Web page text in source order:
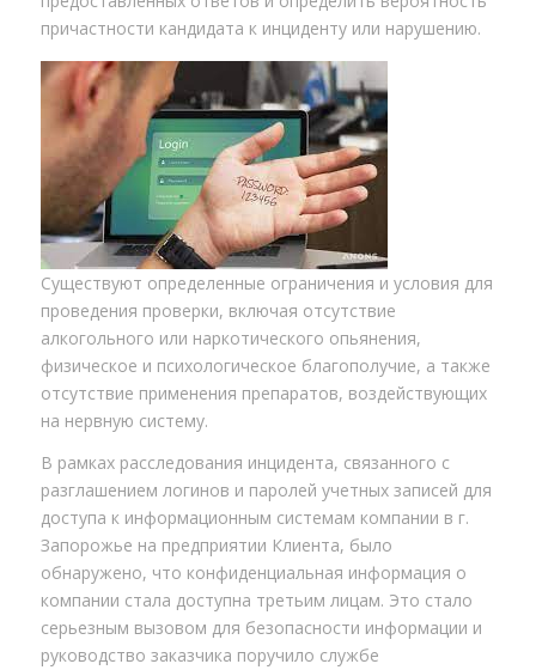
причастности кандидата к инциденту или нарушению.
Существуют определенные ограничения и условия для
проведения проверки, включая отсутствие
алкогольного или наркотического опьянения,
физическое и психологическое благополучие, а также
отсутствие применения препаратов, воздействующих
на нервную систему.
В рамках расследования инцидента, связанного с
разглашением логинов и паролей учетных записей для
доступа к информационным системам компании в г.
Запорожье на предприятии Клиента, было
обнаружено, что конфиденциальная информация о
компании стала доступна третьим лицам. Это стало
серьезным вызовом для безопасности информации и
руководство заказчика поручило службе